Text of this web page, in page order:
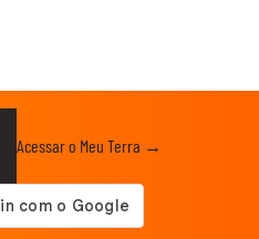
Acessar o Meu Terra →